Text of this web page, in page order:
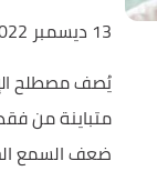
13 ديسمبر 2022
يُصف مصطلح
متباينة من